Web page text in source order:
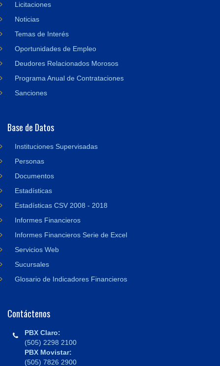
Licitaciones
Noticias
Temas de Interés
Oportunidades de Empleo
Deudores Relacionados Morosos
Programa Anual de Contrataciones
Sanciones
Base de Datos
Instituciones Supervisadas
Personas
Documentos
Estadísticas
Estadísticas CSV 2008 - 2018
Informes Financieros
Informes Financieros Serie de Excel
Servicios Web
Sucursales
Glosario de Indicadores Financieros
Contáctenos
PBX Claro:
(505) 2298 2100
PBX Movistar:
(505) 7826 2900